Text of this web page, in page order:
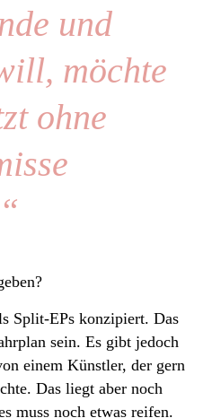
und
möchte
ohne
Split-EPs konzipiert. Das
sein. Es gibt jedoch
einem Künstler, der gern
Das liegt aber noch
muss noch etwas reifen.